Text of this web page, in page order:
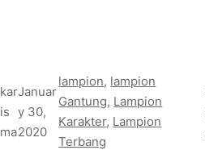
kar
is
ma
Januar
y 30,
2020
lampion, lampion
Gantung, Lampion
Karakter, Lampion
Terbang